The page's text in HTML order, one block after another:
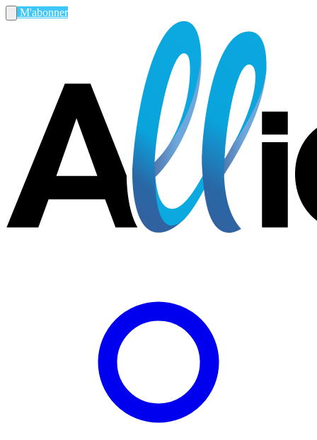
M'abonner